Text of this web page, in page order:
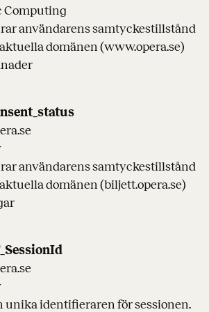
Computing
användarens samtyckestillstånd
domänen (www.opera.se)
användarens samtyckestillstånd
domänen (biljett.opera.se)
unika identifieraren för sessionen.